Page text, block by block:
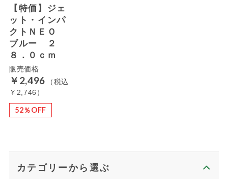
【特価】ジェ
ット・インパ
クトＮＥＯ
ブルー ２
８．０ｃｍ
販売価格
￥2,496
（税込
￥2,746）
52％OFF
カテゴリーから選ぶ